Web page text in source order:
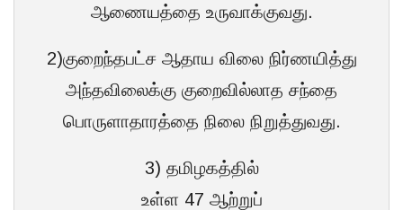
ஆணையத்தை உருவாக்குவது.
2)குறைந்தபட்ச ஆதாய விலை நிர்ணயித்து
அந்தவிலைக்கு குறைவில்லாத சந்தை
பொருளாதாரத்தை நிலை நிறுத்துவது.
3) தமிழகத்தில்
உள்ள 47 ஆற்றுப்